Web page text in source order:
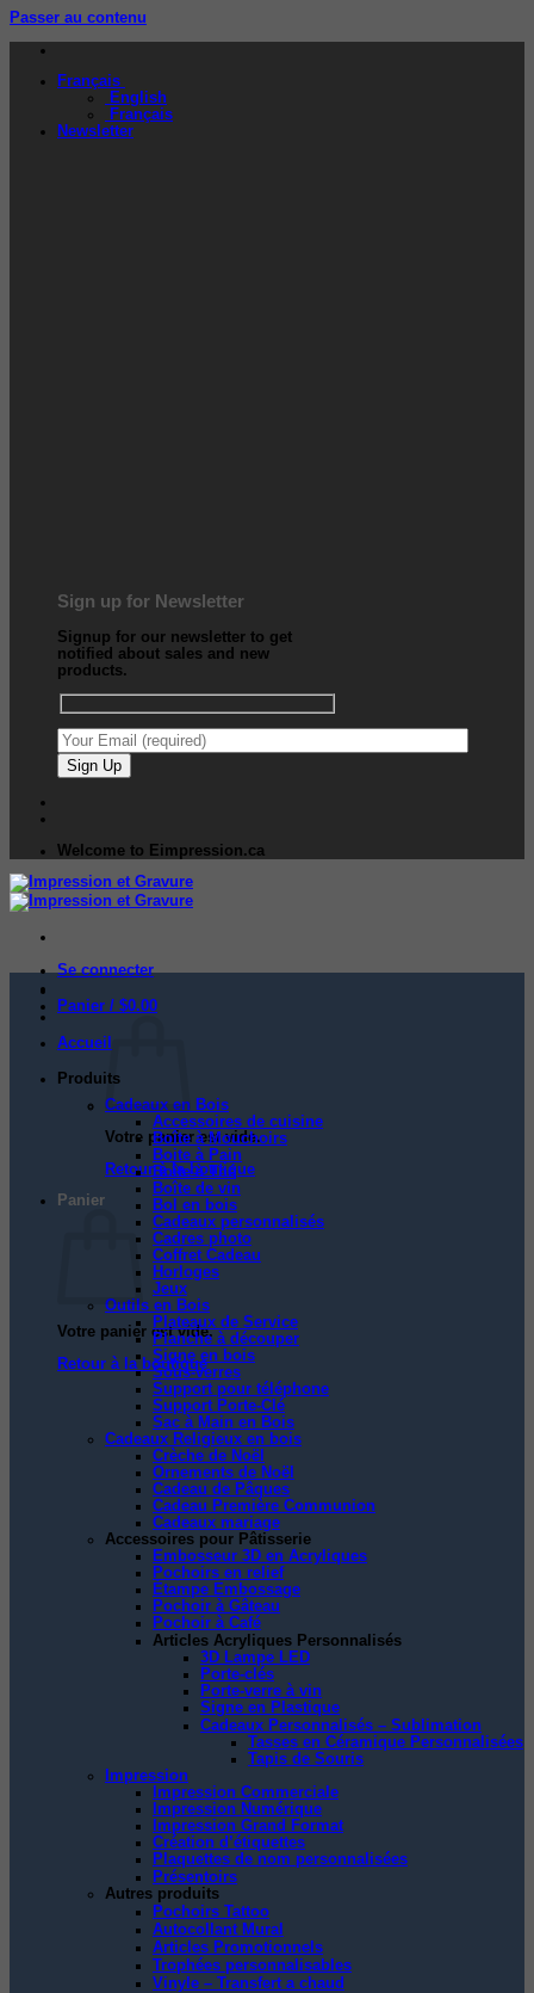
Passer au contenu
Français
English
Français
Newsletter
Sign up for Newsletter
Signup for our newsletter to get
notified about sales and new
products.
Welcome to Eimpression.ca
Se connecter
Panier / $0.00
Votre panier est vide.
Retour à la boutique
Panier
Votre panier est vide.
Retour à la boutique
Accueil
Produits
Cadeaux en Bois
Accessoires de cuisine
Boîte à Mouchoirs
Boite à Pain
Boîte à Thé
Boîte de vin
Bol en bois
Cadeaux personnalisés
Cadres photo
Coffret Cadeau
Horloges
Jeux
Outils en Bois
Plateaux de Service
Planche à découper
Signe en bois
Sous-verres
Support pour téléphone
Support Porte-Clé
Sac à Main en Bois
Cadeaux Religieux en bois
Crèche de Noël
Ornements de Noël
Cadeau de Pâques
Cadeau Première Communion
Cadeaux mariage
Accessoires pour Pâtisserie
Embosseur 3D en Acryliques
Pochoirs en relief
Étampe Embossage
Pochoir à Gâteau
Pochoir à Café
Articles Acryliques Personnalisés
3D Lampe LED
Porte-clés
Porte-verre à vin
Signe en Plastique
Cadeaux Personnalisés – Sublimation
Tasses en Céramique Personnalisées
Tapis de Souris
Impression
Impression Commerciale
Impression Numérique
Impression Grand Format
Création d’étiquettes
Plaquettes de nom personnalisées
Présentoirs
Autres produits
Pochoirs Tattoo
Autocollant Mural
Articles Promotionnels
Trophées personnalisables
Vinyle – Transfert a chaud